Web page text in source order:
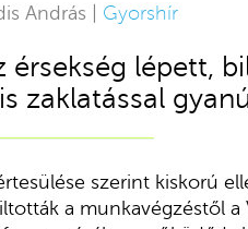
András | Gyorshír
érsekség lépett,
zaklatással
szerint kiskorú
a munkavégzéstől a